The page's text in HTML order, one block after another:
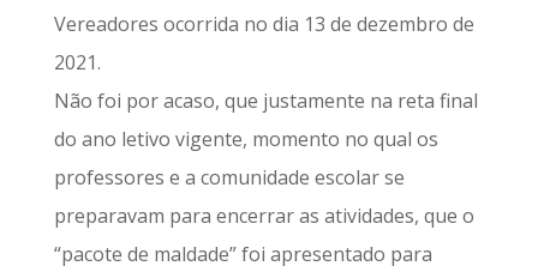
Vereadores ocorrida no dia 13 de dezembro de
2021.
Não foi por acaso, que justamente na reta final
do ano letivo vigente, momento no qual os
professores e a comunidade escolar se
preparavam para encerrar as atividades, que o
“pacote de maldade” foi apresentado para